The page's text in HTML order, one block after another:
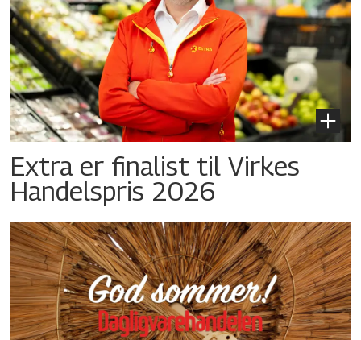
Extra er finalist til Virkes
Handelspris 2026